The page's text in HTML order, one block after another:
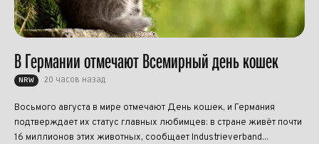
В Германии отмечают Всемирный день кошек
NRW 20 часов назад
Восьмого августа в мире отмечают День кошек, и Германия
подтверждает их статус главных любимцев: в стране живёт почти
16 миллионов этих животных, сообщает Industrieverband...